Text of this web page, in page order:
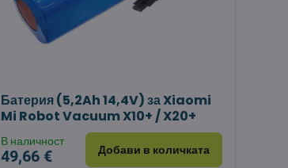
Батерия (5,2Ah 14,4V) за Xiaomi
Mi Robot Vacuum X10+ / X20+
В наличност
49,66 € Добави в количката